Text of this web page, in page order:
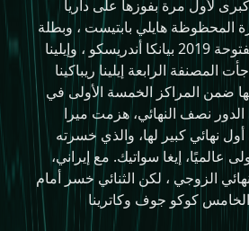
لأول مرة بفوزها على داريا
المحظوظة هايلي بابتيست ، وبطلة
بطولة أمريكا المفتوحة 2019 بيانكا أندريسكو ، وإيلينا
المصنفة الرابعة إيلينا ريباكينا
ضمن المراكز الخمسة الأولى في
نصف النهائي، هزمت ميرا
أول نهائي كبير لها، والذي خسرته
عالميًا، إيغا سواتيك. مع إيراني،
الزوجي ، لكن الثنائي خسر أمام
كوكو جوف وكاترينا